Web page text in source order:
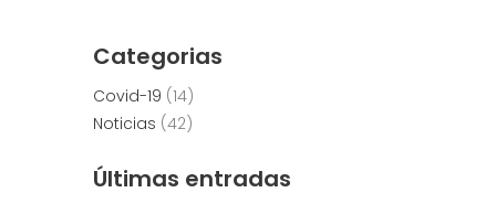
Categorias
Covid-19 (14)
Noticias (42)
Últimas entradas